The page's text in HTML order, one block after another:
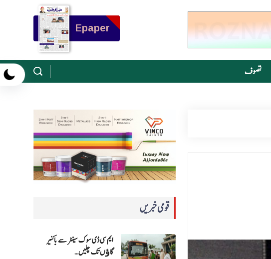
Epaper
تصوف
قومی خبریں
ایم سی ڈی سوک سینٹر سے باکنیر
گاﺅں تک چلیں…